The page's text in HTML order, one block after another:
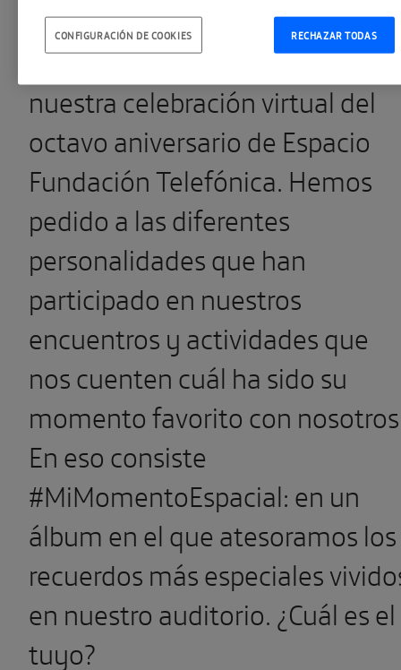
Con este vídeo, el youtuber
participa‘Mi momento espAcial’
nuestra celebración virtual del
octavo aniversario de Espacio
Fundación Telefónica. Hemos
pedido a las diferentes
personalidades que han
participado en nuestros
encuentros y actividades que
nos cuenten cuál ha sido su
momento favorito con
En eso consiste
#MiMomentoEspacial: en un
álbum en el que atesoramos los
recuerdos más especiales
en nuestro auditorio. ¿Cuál es el
tuyo?
RECHAZAR TODAS
CONFIGURACIÓN DE COOKIES